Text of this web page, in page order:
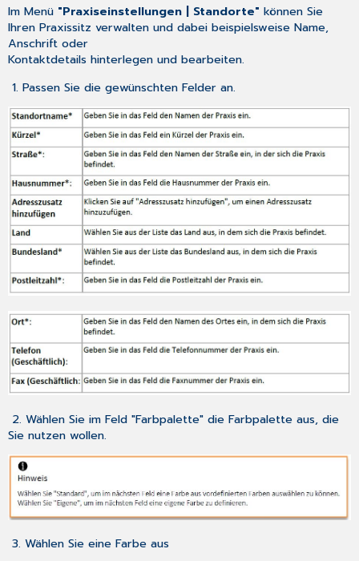
Im Menü "Praxiseinstellungen | Standorte"können Sie
Ihren Praxissitz verwalten und dabei beispielsweise Name,
Anschrift oder
Kontaktdetails hinterlegen und bearbeiten.
1. Passen Sie die gewünschten Felder an.
2. Wählen Sie im Feld "Farbpalette" die Farbpalette aus, die
Sie nutzen wollen.
3. Wählen Sie eine Farbe aus